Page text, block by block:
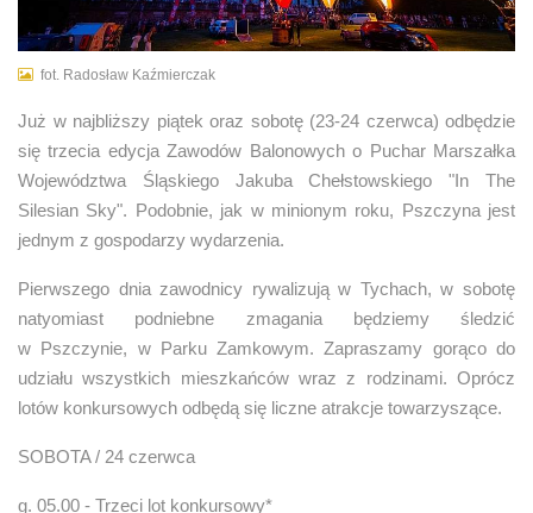
fot. Radosław Kaźmierczak
Już w najbliższy piątek oraz sobotę (23-24 czerwca) odbędzie
się trzecia edycja Zawodów Balonowych o Puchar Marszałka
Województwa Śląskiego Jakuba Chełstowskiego "In The
Silesian Sky". Podobnie, jak w minionym roku, Pszczyna jest
jednym z gospodarzy wydarzenia.
Pierwszego dnia zawodnicy rywalizują w Tychach, w sobotę
natyomiast podniebne zmagania będziemy śledzić
w Pszczynie, w Parku Zamkowym. Zapraszamy gorąco do
udziału wszystkich mieszkańców wraz z rodzinami. Oprócz
lotów konkursowych odbędą się liczne atrakcje towarzyszące.
SOBOTA / 24 czerwca
g. 05.00 - Trzeci lot konkursowy*